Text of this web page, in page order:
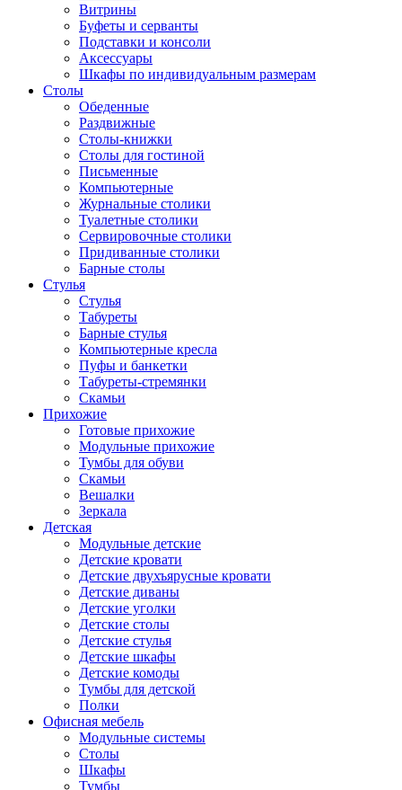
Витрины
Буфеты и серванты
Подставки и консоли
Аксессуары
Шкафы по индивидуальным размерам
Столы
Обеденные
Раздвижные
Столы-книжки
Столы для гостиной
Письменные
Компьютерные
Журнальные столики
Туалетные столики
Сервировочные столики
Придиванные столики
Барные столы
Стулья
Стулья
Табуреты
Барные стулья
Компьютерные кресла
Пуфы и банкетки
Табуреты-стремянки
Скамьи
Прихожие
Готовые прихожие
Модульные прихожие
Тумбы для обуви
Скамьи
Вешалки
Зеркала
Детская
Модульные детские
Детские кровати
Детские двухъярусные кровати
Детские диваны
Детские уголки
Детские столы
Детские стулья
Детские шкафы
Детские комоды
Тумбы для детской
Полки
Офисная мебель
Модульные системы
Столы
Шкафы
Тумбы